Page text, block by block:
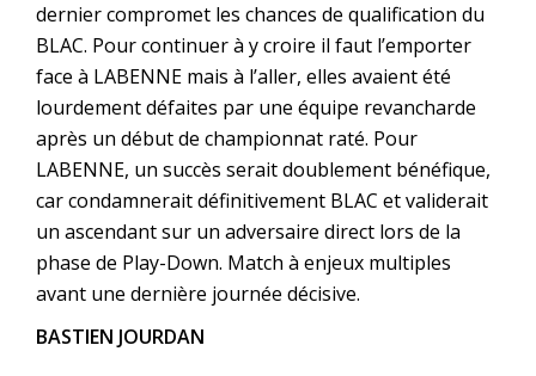
dernier compromet les chances de qualification du
BLAC. Pour continuer à y croire il faut l’emporter
face à LABENNE mais à l’aller, elles avaient été
lourdement défaites par une équipe revancharde
après un début de championnat raté. Pour
LABENNE, un succès serait doublement bénéfique,
car condamnerait définitivement BLAC et validerait
un ascendant sur un adversaire direct lors de la
phase de Play-Down. Match à enjeux multiples
avant une dernière journée décisive.
BASTIEN JOURDAN